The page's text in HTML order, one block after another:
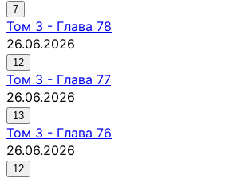
7
Том 3 - Глава 78
26.06.2026
12
Том 3 - Глава 77
26.06.2026
13
Том 3 - Глава 76
26.06.2026
12